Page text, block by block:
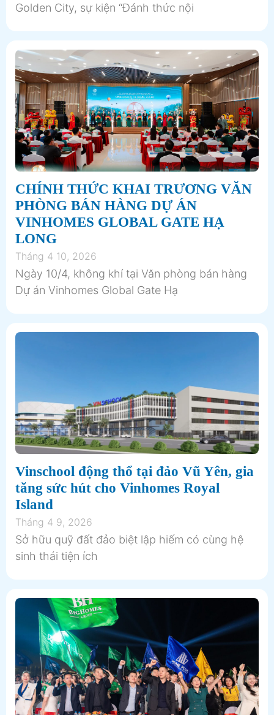
Golden City, sự kiện “Đánh thức nội
CHÍNH THỨC KHAI TRƯƠNG VĂN
PHÒNG BÁN HÀNG DỰ ÁN
VINHOMES GLOBAL GATE HẠ
LONG
Tháng 4 10, 2026
Ngày 10/4, không khí tại Văn phòng bán hàng
Dự án Vinhomes Global Gate Hạ
Vinschool động thổ tại đảo Vũ Yên, gia
tăng sức hút cho Vinhomes Royal
Island
Tháng 4 9, 2026
Sở hữu quỹ đất đảo biệt lập hiếm có cùng hệ
sinh thái tiện ích